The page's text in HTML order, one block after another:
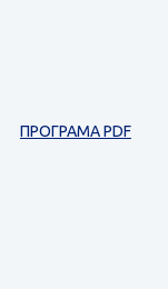
ПРОГРАМА PDF